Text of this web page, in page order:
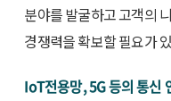
분야를 발굴하고 고객의
경쟁력을 확보할 필요가
IoT전용망, 5G 등의 통신